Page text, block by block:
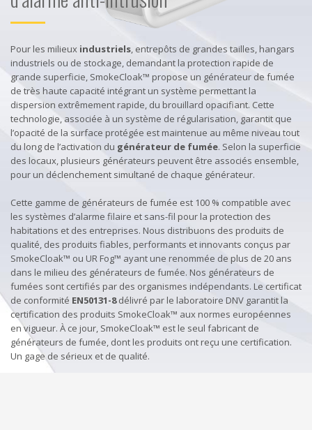
Pour les milieux industriels, entrepôts de grandes tailles, hangars
industriels ou de stockage, demandant la protection rapide de
grande superficie, SmokeCloak™ propose un générateur de fumée
de très haute capacité intégrant un système permettant la
dispersion extrêmement rapide, du brouillard opacifiant. Cette
technologie, associée à un système de régularisation, garantit que
l’opacité de la surface protégée est maintenue au même niveau tout
du long de l’activation du générateur de fumée. Selon la superficie
des locaux, plusieurs générateurs peuvent être associés ensemble,
pour un déclenchement simultané de chaque générateur.
Cette gamme de générateurs de fumée est 100 % compatible avec
les systèmes d’alarme filaire et sans-fil pour la protection des
habitations et des entreprises. Nous distribuons des produits de
qualité, des produits fiables, performants et innovants conçus par
SmokeCloak™ ou UR Fog™ ayant une renommée de plus de 20 ans
dans le milieu des générateurs de fumée. Nos générateurs de
fumées sont certifiés par des organismes indépendants. Le certificat
de conformité EN50131-8délivré par le laboratoire DNV garantit la
certification des produits SmokeCloak™ aux normes européennes
en vigueur. À ce jour, SmokeCloak™ est le seul fabricant de
générateurs de fumée, dont les produits ont reçu une certification.
Un gage de sérieux et de qualité.